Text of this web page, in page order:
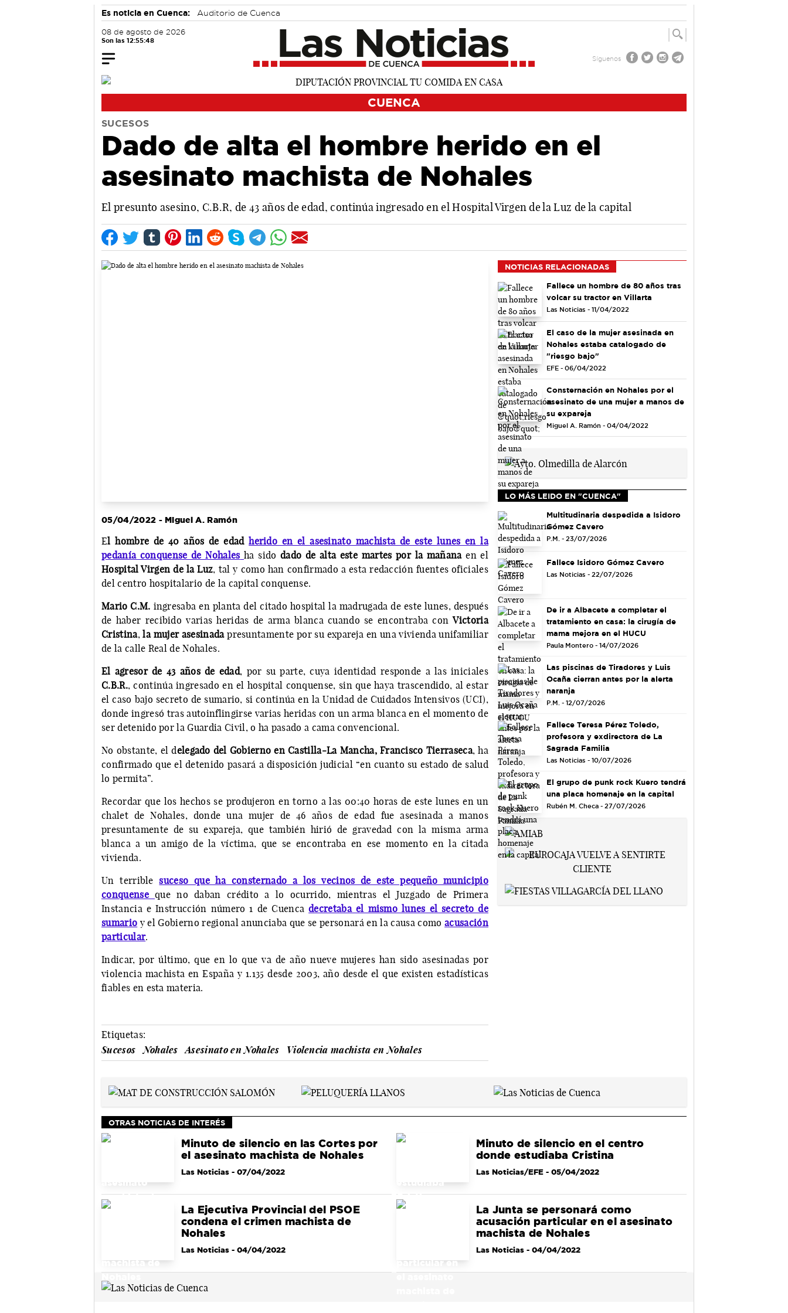
Es noticia en Cuenca: Auditorio de Cuenca
08 de agosto de 2026
Son las 12:55:49
Síguenos
CUENCA
SUCESOS
Dado de alta el hombre herido en el
asesinato machista de Nohales
El presunto asesino, C.B.R, de 43 años de edad, continúa ingresado en el Hospital Virgen de la Luz de la capital
05/04/2022 - Miguel A. Ramón
El hombre de 40 años de edadherido en el asesinato machista de este lunes en la
pedanía conquense de Nohales ha sidodado de alta este martes por la mañanaen el
Hospital Virgen de la Luz, tal y como han confirmado a esta redacción fuentes oficiales
del centro hospitalario de la capital conquense.
Mario C.M. ingresaba en planta del citado hospital la madrugada de este lunes, después
de haber recibido varias heridas de arma blanca cuando se encontraba conVictoria
Cristina,la mujer asesinadapresuntamente por su expareja en una vivienda unifamiliar
de la calle Real de Nohales.
El agresor de 43 años de edad, por su parte, cuya identidad responde a las iniciales
C.B.R., continúa ingresado en el hospital conquense, sin que haya trascendido, al estar
el caso bajo secreto de sumario, si continúa en la Unidad de Cuidados Intensivos (UCI),
donde ingresó tras autoinflingirse varias heridas con un arma blanca en el momento de
ser detenido por la Guardia Civil, o ha pasado a cama convencional.
No obstante, el delegado del Gobierno en Castilla-La Mancha, Francisco Tierraseca, ha
confirmado que el detenido pasará a disposición judicial “en cuanto su estado de salud
lo permita”.
Recordar que los hechos se produjeron en torno a las 00:40 horas de este lunes en un
chalet de Nohales, donde una mujer de 46 años de edad fue asesinada a manos
presuntamente de su expareja, que también hirió de gravedad con la misma arma
blanca a un amigo de la víctima, que se encontraba en ese momento en la citada
vivienda.
Un terriblesuceso que ha consternado a los vecinos de este pequeño municipio
conquenseque no daban crédito a lo ocurrido, mientras el Juzgado de Primera
Instancia e Instrucción número 1 de Cuencadecretaba el mismo lunes el secreto de
sumario y el Gobierno regional anunciaba que se personará en la causa comoacusación
particular.
Indicar, por último, que en lo que va de año nueve mujeres han sido asesinadas por
violencia machista en España y 1.135 desde 2003, año desde el que existen estadísticas
fiables en esta materia.
Etiquetas:
Sucesos
Nohales Asesinato en Nohales Violencia machista en Nohales
NOTICIAS RELACIONADAS
Fallece un hombre de 80 años tras
volcar su tractor en Villarta
Las Noticias - 11/04/2022
El caso de la mujer asesinada en
Nohales estaba catalogado de
"riesgo bajo"
EFE - 06/04/2022
Consternación en Nohales por el
asesinato de una mujer a manos de
su expareja
Miguel A. Ramón - 04/04/2022
LO MÁS LEIDO EN "CUENCA"
Multitudinaria despedida a Isidoro
Gómez Cavero
P.M. - 23/07/2026
Fallece Isidoro Gómez Cavero
Las Noticias - 22/07/2026
De ir a Albacete a completar el
tratamiento en casa: la cirugía de
mama mejora en el HUCU
Paula Montero - 14/07/2026
Las piscinas de Tiradores y Luis
Ocaña cierran antes por la alerta
naranja
P.M. - 12/07/2026
Fallece Teresa Pérez Toledo,
profesora y exdirectora de La
Sagrada Familia
Las Noticias - 10/07/2026
El grupo de punk rock Kuero tendrá
una placa homenaje en la capital
Rubén M. Checa - 27/07/2026
OTRAS NOTICIAS DE INTERÉS
Minuto de silencio en las Cortes por
el asesinato machista de Nohales
Las Noticias- 07/04/2022
Minuto de silencio en el centro
donde estudiaba Cristina
Las Noticias/EFE- 05/04/2022
La Ejecutiva Provincial del PSOE
condena el crimen machista de
Nohales
Las Noticias- 04/04/2022
La Junta se personará como
acusación particular en el asesinato
machista de Nohales
Las Noticias- 04/04/2022